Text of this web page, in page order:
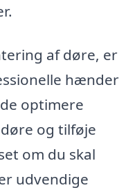
af døre, er
hænder
optimere
og tilføje
om du skal
udvendige